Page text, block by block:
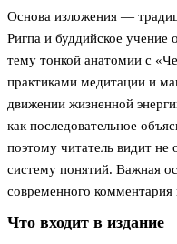
Основа изложения —
Ригпа и буддийское учение
тему тонкой анатомии с
практиками медитации и
движении жизненной
как последовательное
поэтому читатель видит
систему понятий. Важная
современного
Что входит в издание